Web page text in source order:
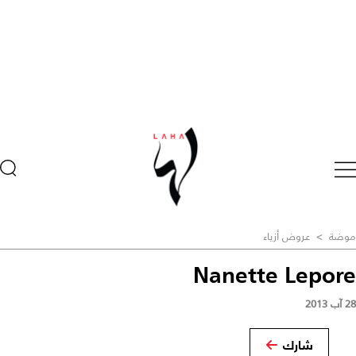
موضة > عروض أزياء
Nanette Lepore
28 آب 2013
شارك